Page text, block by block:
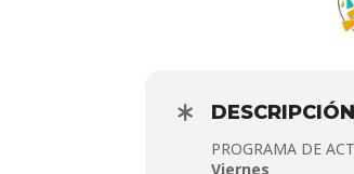
DESCRIPCIÓN
PROGRAMA DE
Viernes